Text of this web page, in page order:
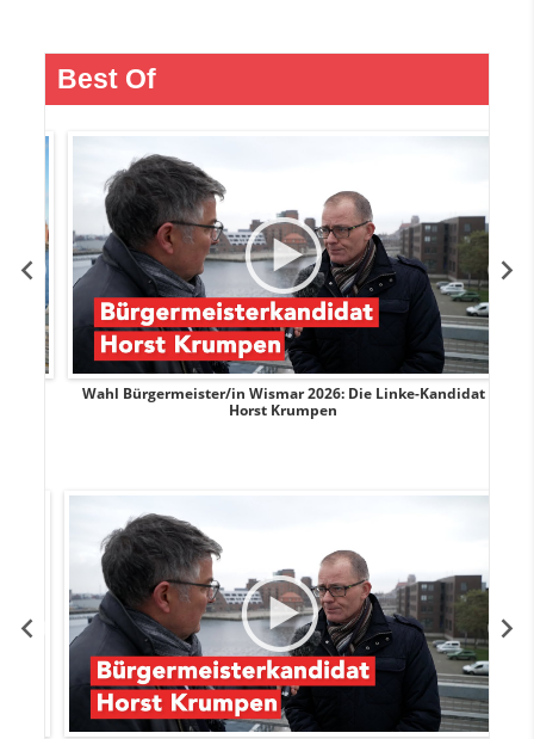
Best Of
Wahl Bürgermeister/in Wismar 2026: Die Linke-Kandidat
Horst Krumpen